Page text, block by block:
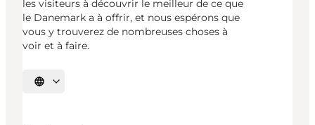
les visiteurs à découvrir le meilleur de ce que
le Danemark a à offrir, et nous espérons que
vous y trouverez de nombreuses choses à
voir et à faire.
Choisissez la langue